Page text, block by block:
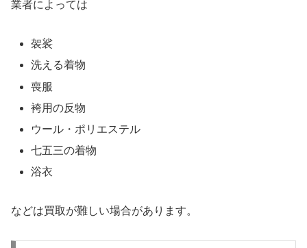
業者によっては
袈裟
洗える着物
喪服
袴用の反物
ウール・ポリエステル
七五三の着物
浴衣
などは買取が難しい場合があります。